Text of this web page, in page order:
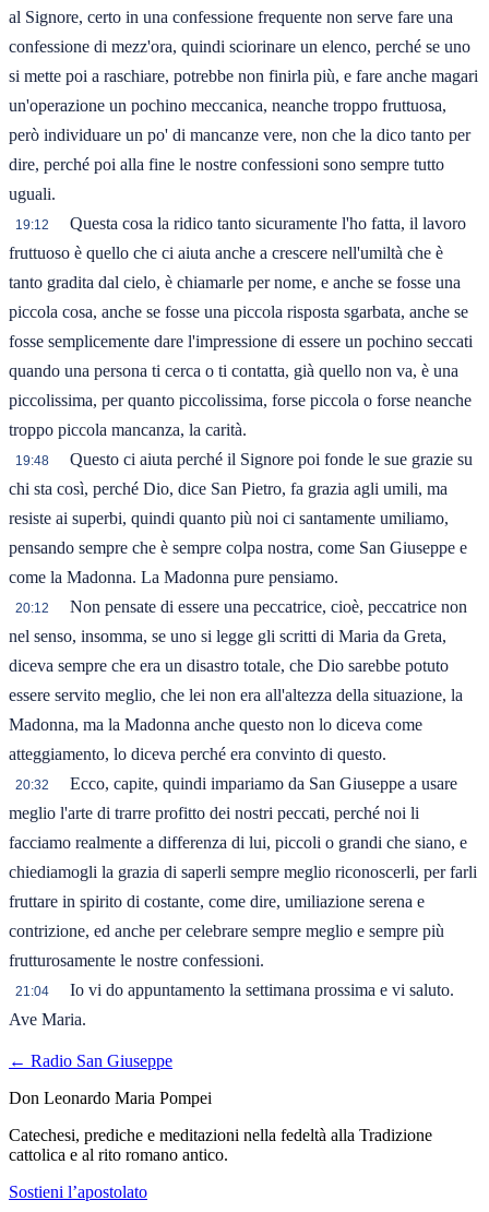
al Signore, certo in una confessione frequente non serve fare una
confessione di mezz'ora, quindi sciorinare un elenco, perché se uno
si mette poi a raschiare, potrebbe non finirla più, e fare anche magari
un'operazione un pochino meccanica, neanche troppo fruttuosa,
però individuare un po' di mancanze vere, non che la dico tanto per
dire, perché poi alla fine le nostre confessioni sono sempre tutto
uguali.
19:12
Questa cosa la ridico tanto sicuramente l'ho fatta, il lavoro
fruttuoso è quello che ci aiuta anche a crescere nell'umiltà che è
tanto gradita dal cielo, è chiamarle per nome, e anche se fosse una
piccola cosa, anche se fosse una piccola risposta sgarbata, anche se
fosse semplicemente dare l'impressione di essere un pochino seccati
quando una persona ti cerca o ti contatta, già quello non va, è una
piccolissima, per quanto piccolissima, forse piccola o forse neanche
troppo piccola mancanza, la carità.
19:48
Questo ci aiuta perché il Signore poi fonde le sue grazie su
chi sta così, perché Dio, dice San Pietro, fa grazia agli umili, ma
resiste ai superbi, quindi quanto più noi ci santamente umiliamo,
pensando sempre che è sempre colpa nostra, come San Giuseppe e
come la Madonna. La Madonna pure pensiamo.
20:12
Non pensate di essere una peccatrice, cioè, peccatrice non
nel senso, insomma, se uno si legge gli scritti di Maria da Greta,
diceva sempre che era un disastro totale, che Dio sarebbe potuto
essere servito meglio, che lei non era all'altezza della situazione, la
Madonna, ma la Madonna anche questo non lo diceva come
atteggiamento, lo diceva perché era convinto di questo.
20:32
Ecco, capite, quindi impariamo da San Giuseppe a usare
meglio l'arte di trarre profitto dei nostri peccati, perché noi li
facciamo realmente a differenza di lui, piccoli o grandi che siano, e
chiediamogli la grazia di saperli sempre meglio riconoscerli, per farli
fruttare in spirito di costante, come dire, umiliazione serena e
contrizione, ed anche per celebrare sempre meglio e sempre più
frutturosamente le nostre confessioni.
21:04
Io vi do appuntamento la settimana prossima e vi saluto.
Ave Maria.
← Radio San Giuseppe
Don Leonardo Maria Pompei
Catechesi, prediche e meditazioni nella fedeltà alla Tradizione
cattolica e al rito romano antico.
Sostieni l’apostolato